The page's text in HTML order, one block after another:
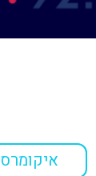
איקומרס